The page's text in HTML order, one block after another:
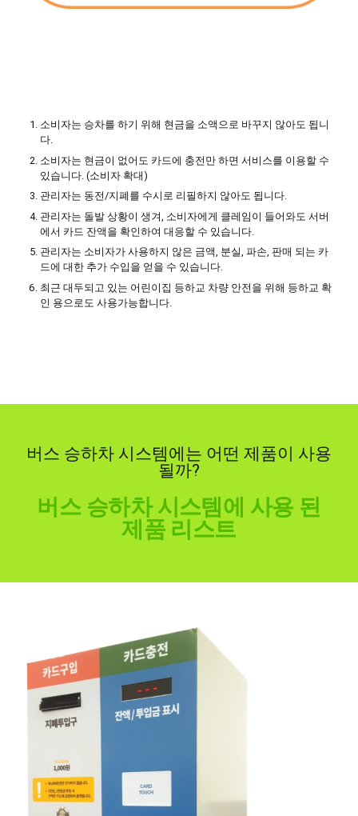
소비자는 승차를 하기 위해 현금을 소액으로 바꾸지 않아도 됩니
다.
소비자는 현금이 없어도 카드에 충전만 하면 서비스를 이용할 수
있습니다. (소비자 확대)
관리자는 동전/지폐를 수시로 리필하지 않아도 됩니다.
관리자는 돌발 상황이 생겨, 소비자에게 클레임이 들어와도 서버
에서 카드 잔액을 확인하여 대응할 수 있습니다.
관리자는 소비자가 사용하지 않은 금액, 분실, 파손, 판매 되는 카
드에 대한 추가 수입을 얻을 수 있습니다.
최근 대두되고 있는 어린이집 등하교 차량 안전을 위해 등하교 확
인 용으로도 사용가능합니다.
버스 승하차 시스템에는 어떤 제품이 사용
될까?
버스 승하차 시스템에 사용 된
제품 리스트